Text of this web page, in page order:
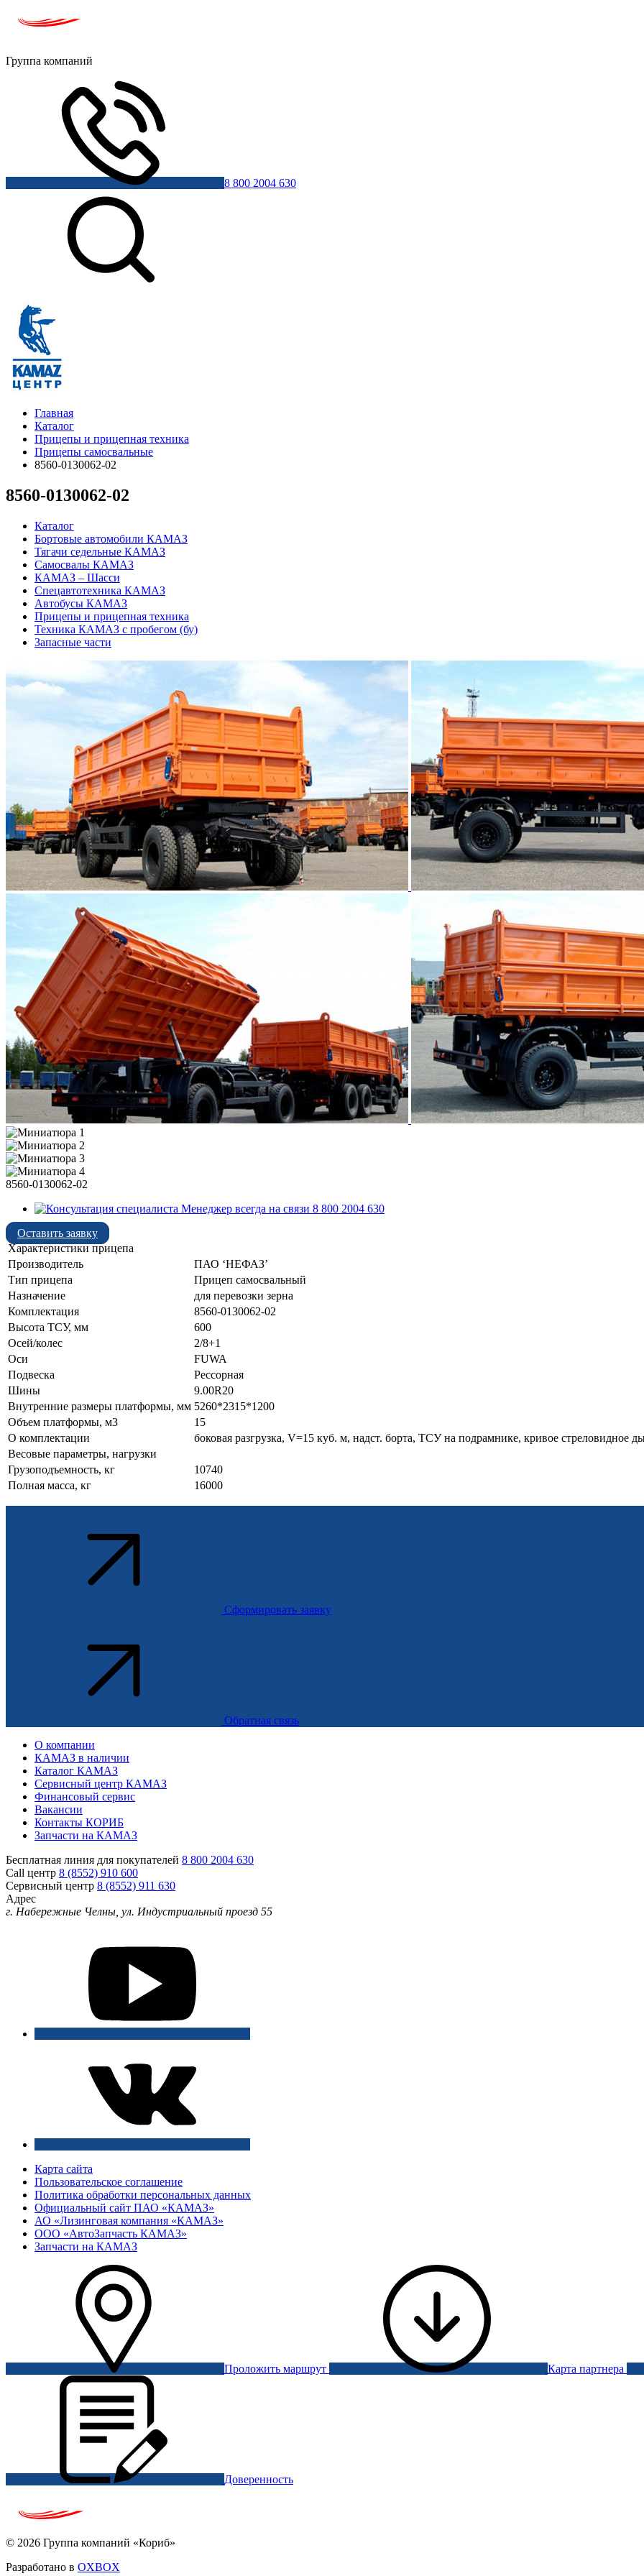
Группа компаний
8 800 2004 630
Главная
Каталог
Прицепы и прицепная техника
Прицепы самосвальные
8560-0130062-02
8560-0130062-02
Каталог
Бортовые автомобили КАМАЗ
Тягачи седельные КАМАЗ
Самосвалы КАМАЗ
КАМАЗ – Шасси
Спецавтотехника КАМАЗ
Автобусы КАМАЗ
Прицепы и прицепная техника
Техника КАМАЗ с пробегом (бу)
Запасные части
8560-0130062-02
Менеджер всегда на связи 8 800 2004 630
Оставить заявку
Характеристики прицепа
Производитель
ПАО ‘НЕФАЗ’
Тип прицепа
Прицеп самосвальный
Назначение
для перевозки зерна
Комплектация
8560-0130062-02
Высота ТСУ, мм
600
Осей/колес
2/8+1
Оси
FUWA
Подвеска
Рессорная
Шины
9.00R20
Внутренние размеры платформы, мм 5260*2315*1200
Объем платформы, м3
15
О комплектации
боковая разгрузка, V=15 куб. м, надст. борта, ТСУ на подрамнике, кривое стреловидное
Весовые параметры, нагрузки
Грузоподъемность, кг
10740
Полная масса, кг
16000
Сформировать заявку
Обратная связь
О компании
КАМАЗ в наличии
Каталог КАМАЗ
Сервисный центр КАМАЗ
Финансовый сервис
Вакансии
Контакты КОРИБ
Запчасти на КАМАЗ
Бесплатная линия для покупателей 8 800 2004 630
Call центр 8 (8552) 910 600
Сервисный центр 8 (8552) 911 630
Адрес
г. Набережные Челны, ул. Индустриальный проезд 55
Карта сайта
Пользовательское соглашение
Политика обработки персональных данных
Официальный сайт ПАО «КАМАЗ»
АО «Лизинговая компания «КАМАЗ»
ООО «АвтоЗапчасть КАМАЗ»
Запчасти на КАМАЗ
Проложить маршрут Карта партнера
Доверенность
© 2026 Группа компаний «Кориб»
Разработано в OXBOX